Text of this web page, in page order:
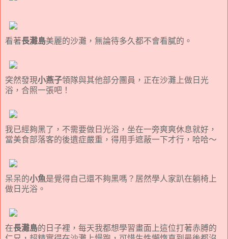
看著長灘島美麗的沙灘，無論待多久都不會看膩的。
突然發現小燕子領隊與其他部分團員，正在沙灘上做日光
浴，合照一張吧！
我已經夠黑了，不需要做日光浴，坐在一旁爽爽休息就好，
當美食部落客的後遺症嚴重，得用手遮蔽一下才行，哈哈～
呆呆的小魚是覺得自己還不夠黑嗎？居然學人家趴在躺椅上
做日光浴。
在長灘島的日子裡，每天我都想學習畫面上這位打著赤膊的